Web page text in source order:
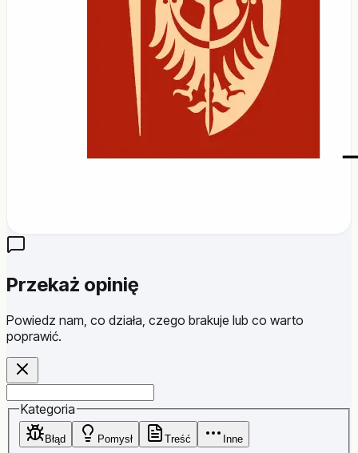
Przekaż opinię
Powiedz nam, co działa, czego brakuje lub co warto
poprawić.
Website
Kategoria
Błąd Pomysł Treść Inne